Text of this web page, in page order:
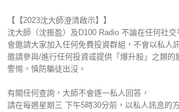
【【2023沈大師澄清啟示】】
沈大師（沈振盈）及D100 Radio 不論在任何社
會邀請大家加入任何免費投資群組，不會以私人
邀請參與/進行任何投資或提供「爆升股」之類的
警惕，慎防騙徒出沒。
有關任何查詢，大師不會逐一私人回答，
請在每週星期三 下午5時30分前，以私人訊息的